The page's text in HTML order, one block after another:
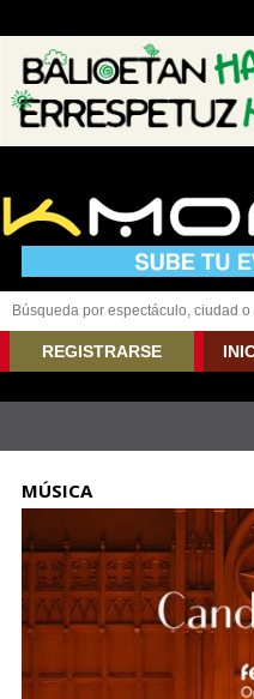
REGISTRARSE
MÚSICA